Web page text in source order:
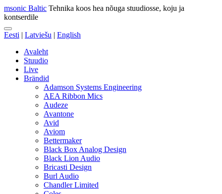
msonic Baltic Tehnika koos hea nõuga stuudiosse, koju ja
kontserdile
Eesti | Latviešu | English
Avaleht
Stuudio
Live
Brändid
Adamson Systems Engineering
AEA Ribbon Mics
Audeze
Avantone
Avid
Aviom
Bettermaker
Black Box Analog Design
Black Lion Audio
Bricasti Design
Burl Audio
Chandler Limited